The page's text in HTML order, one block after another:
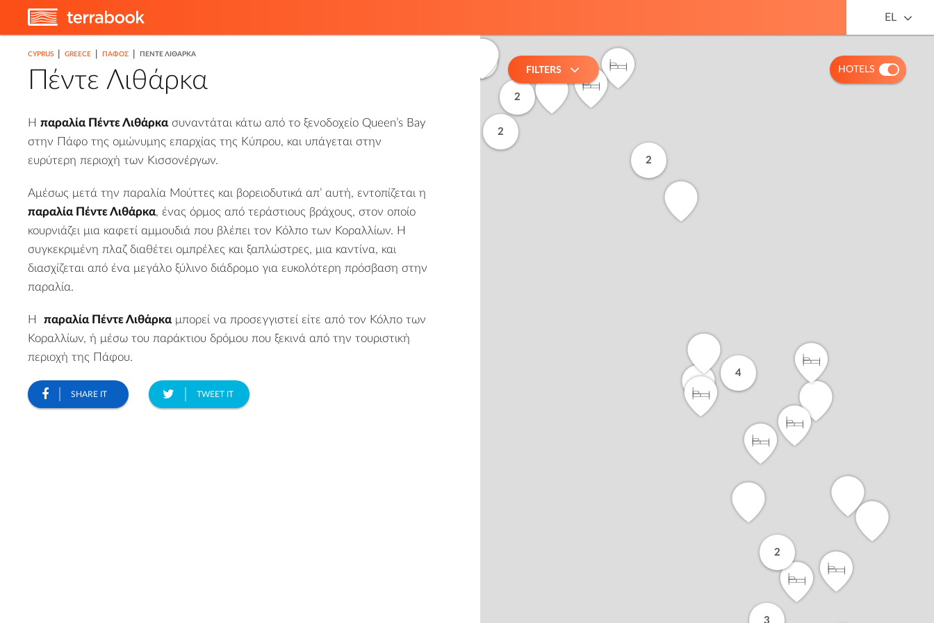
EL
CYPRUS GREECE ΠΆΦΟΣ ΠΈΝΤΕ ΛΙΘΆΡΚΑ
Πέντε Λιθάρκα
Η παραλία Πέντε Λιθάρκασυναντάται κάτω από το ξενοδοχείο Queen’s Bay
στην Πάφο της ομώνυμης επαρχίας της Κύπρου, και υπάγεται στην
ευρύτερη περιοχή των Κισσονέργων.
Αμέσως μετά την παραλία Μούττες και βορειοδυτικά απ’ αυτή, εντοπίζεται η
παραλία Πέντε Λιθάρκα, ένας όρμος από τεράστιους βράχους, στον οποίο
κουρνιάζει μια καφετί αμμουδιά που βλέπει τον Κόλπο των Κοραλλίων. Η
συγκεκριμένη πλαζ διαθέτει ομπρέλες και ξαπλώστρες, μια καντίνα, και
διασχίζεται από ένα μεγάλο ξύλινο διάδρομο για ευκολότερη πρόσβαση στην
παραλία.
Η παραλία Πέντε Λιθάρκαμπορεί να προσεγγιστεί είτε από τον Κόλπο των
Κοραλλίων, ή μέσω του παράκτιου δρόμου που ξεκινά από την τουριστική
περιοχή της Πάφου.
SHARE IT TWEET IT
2
3
2
2
4
2
FILTERS HOTELS